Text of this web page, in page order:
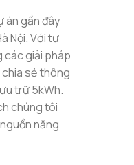
án gần đây
Nội. Với tư
các giải pháp
sẻ thông
trữ 5kWh.
chúng tôi
năng